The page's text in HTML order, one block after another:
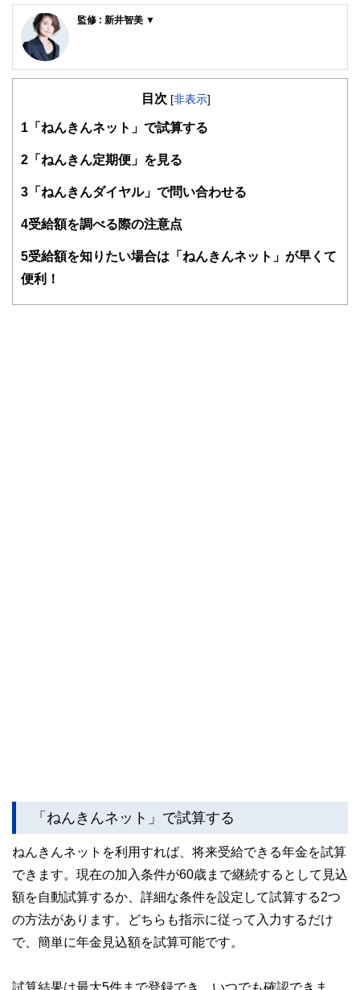
知識がない方でも理解できるようわかりやすく発信していま
得者を中心に「お金や暮らし」に関する書籍・雑誌の編集経
験者で構成され、企画立案から記事掲載まですべての工程に
FinancialFieldの特徴は、ファイナンシャルプランナー、弁
護士、税理士、宅地建物取引士、相続診断士、住宅ローンア
ドバイザー、DCプランナー、公認会計士、社会保険労務
ど150名以上の有資格者を執筆者・監修者として迎え、むず
をわかりやすく発信している点です。
このように編集経験豊富なメンバーと金融や経済に精通した
執筆者・監修者による執筆体制を築くことで、内容のわかり
監修 : 新井智美 ▼
（保有資格）
・１級ファイナンシャル・プランニング技能士
・DC(確定拠出年金)プランナー
・住宅ローンアドバイザー
マネーコンサルタントとしての個人向け相談、NISA・
るセミナー講師のほか、金融メディアへの執筆および監修に
以上の執筆・監修をこなしており、これまでの執筆・監修実
目次 [非表示]
1 「ねんきんネット」で試算する
2 「ねんきん定期便」を見る
3 「ねんきんダイヤル」で問い合わせる
4受給額を調べる際の注意点
5受給額を知りたい場合は「ねんきんネット」が早くて
便利！
「ねんきんネット」で試算する
ねんきんネットを利用すれば、将来受給できる年金を試算
できます。現在の加入条件が60歳まで継続するとして見込
額を自動試算するか、詳細な条件を設定して試算する2つ
の方法があります。どちらも指示に従って入力するだけ
で、簡単に年金見込額を試算可能です。
試算結果は最大5件まで登録でき、いつでも確認できま